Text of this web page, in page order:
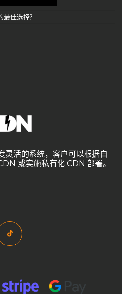
佳选择？
灵活的系统，客户可以根据自
或实施私有化 CDN 部署。